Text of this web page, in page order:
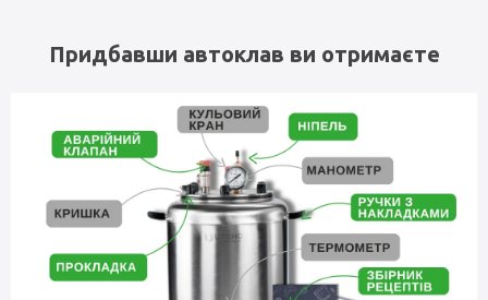
Придбавши автоклав ви отримаєте